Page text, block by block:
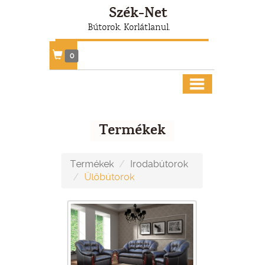
Szék-Net
Bútorok. Korlátlanul.
0
Termékek
Termékek
Irodabútorok
Ülőbútorok